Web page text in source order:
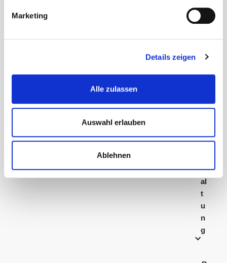
Marketing
Details zeigen
Alle zulassen
Auswahl erlauben
Ablehnen
n
e
w
al
t
u
n
g